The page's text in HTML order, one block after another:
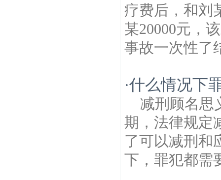
疗费后，和刘
某20000元，
事故一次性了
·什么情况下
减刑顾名思
期，法律规定
了可以减刑和
下，罪犯都需